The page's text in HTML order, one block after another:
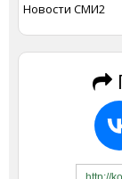
Новости СМИ2